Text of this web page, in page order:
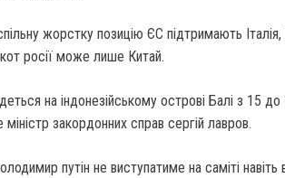
жорстку позицію ЄС підтримають Італія,
росії може лише Китай.
на індонезійському острові Балі з 15
закордонних справ сергій лавров.
путін не виступатиме на саміті